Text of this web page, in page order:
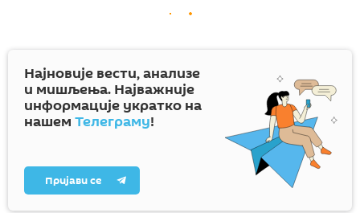
Најновије вести, анализе
и мишљења. Најважније
информације укратко на
нашем Телеграму!
Пријави се